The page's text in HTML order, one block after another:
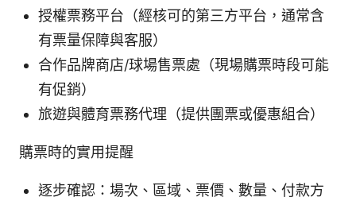
授權票務平台（經核可的第三方平台，通常含
有票量保障與客服）
合作品牌商店/球場售票處（現場購票時段可能
有促銷）
旅遊與體育票務代理（提供團票或優惠組合）
購票時的實用提醒
逐步確認：場次、區域、票價、數量、付款方